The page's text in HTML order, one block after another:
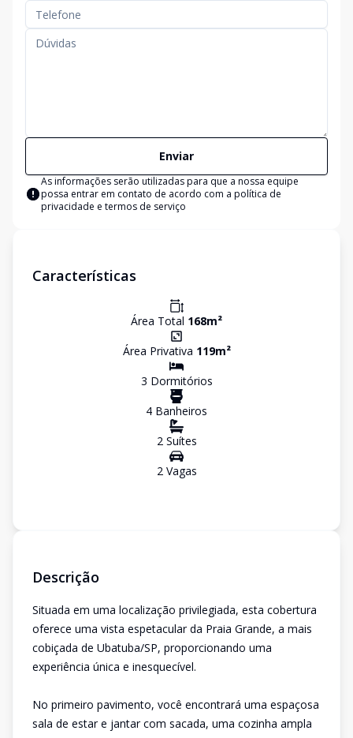
Enviar
As informações serão utilizadas para que a nossa equipe
possa entrar em contato de acordo com a política de
privacidade e termos de serviço
Características
Área Total 168m²
Área Privativa 119m²
3 Dormitórios
4 Banheiros
2Suítes
2Vagas
Descrição
Situada em uma localização privilegiada, esta cobertura
oferece uma vista espetacular da Praia Grande, a mais
cobiçada de Ubatuba/SP, proporcionando uma
experiência única e inesquecível.
No primeiro pavimento, você encontrará uma espaçosa
sala de estar e jantar com sacada, uma cozinha ampla